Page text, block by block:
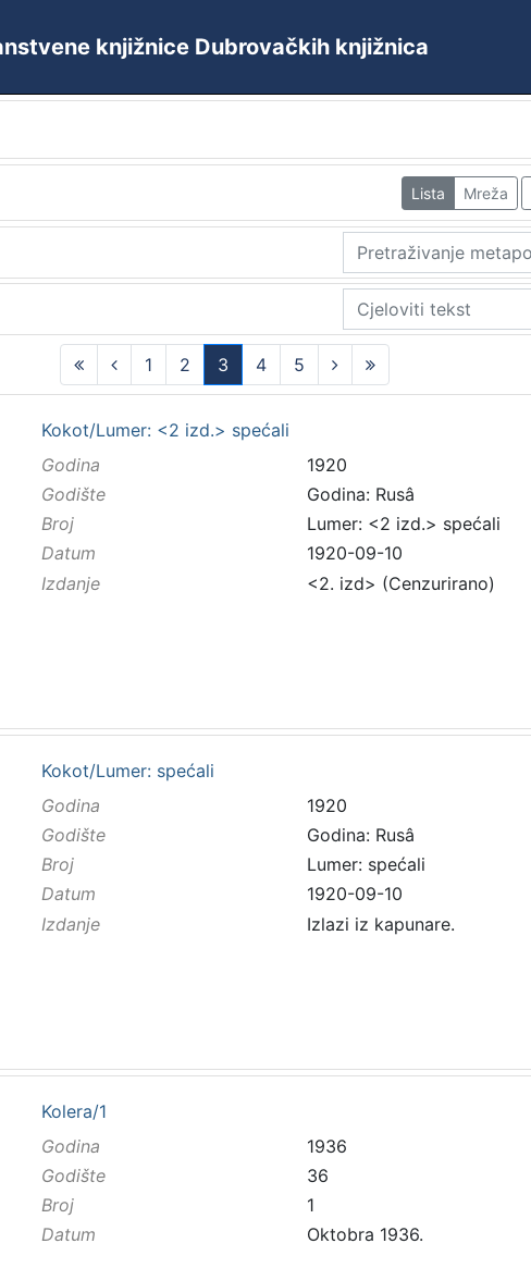
knjižnice Dubrovačkih knjižnica
Lista Mreža
1 2
3
(current)
4 5
Kokot/Lumer: <2 izd.> spećali
Godina
1920
Godište
Godina: Rusâ
Broj
Lumer: <2 izd.> spećali
Datum
1920-09-10
Izdanje
<2. izd> (Cenzurirano)
Kokot/Lumer: spećali
Godina
1920
Godište
Godina: Rusâ
Broj
Lumer: spećali
Datum
1920-09-10
Izdanje
Izlazi iz kapunare.
Kolera/1
Godina
1936
Godište
36
Broj
1
Datum
Oktobra 1936.